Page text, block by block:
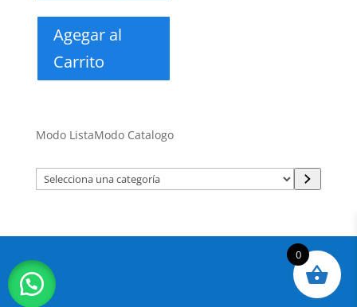
Agegar al
Carrito
Modo ListaModo Catalogo
Selecciona
una
0